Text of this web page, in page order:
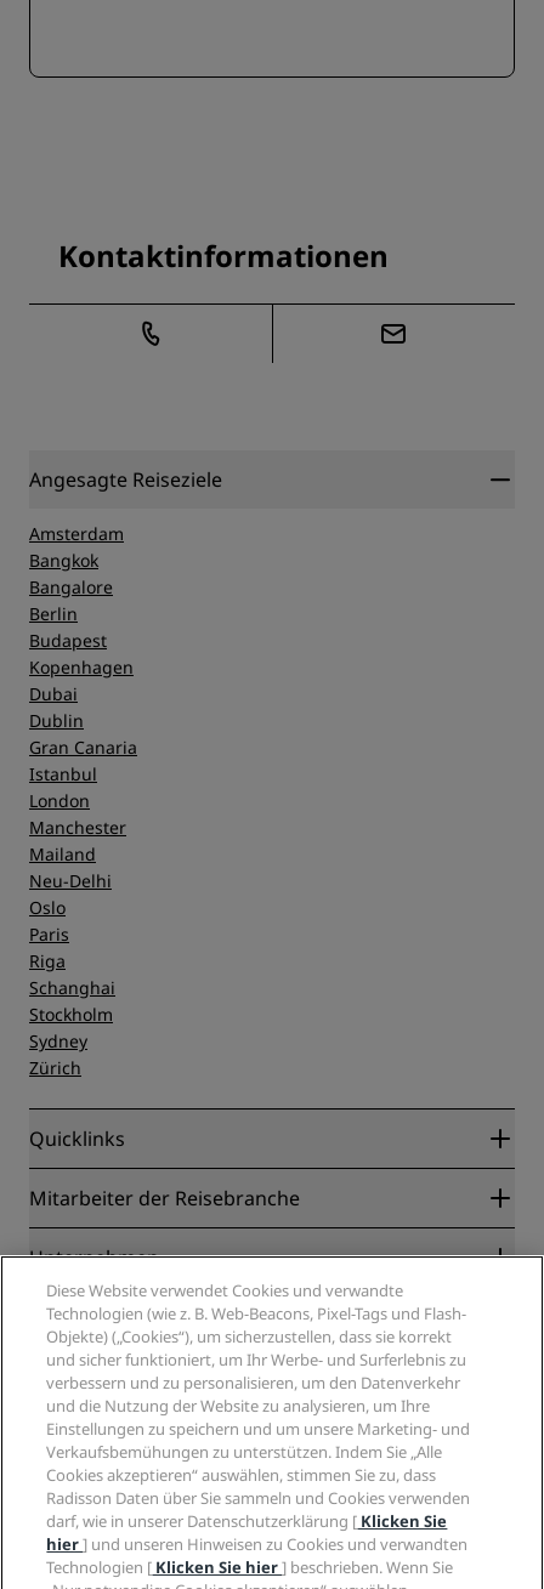
Kontaktinformationen
Angesagte Reiseziele
Amsterdam
Bangkok
Bangalore
Berlin
Budapest
Kopenhagen
Dubai
Dublin
Gran Canaria
Istanbul
London
Manchester
Mailand
Neu-Delhi
Oslo
Paris
Riga
Schanghai
Stockholm
Sydney
Zürich
Quicklinks
Radisson Rewards
Blog
Neue und aufstrebende Hotels
Radisson Hotels APP
„Sports Approved“-Hotels
Familienfreundliche Hotels
Gesundheit & Sicherheit
Mitarbeiter der Reisebranche
Partner
Reisebüros
Unternehmen
Radisson Hotel Group
Medien
Karriere RHG
Karriere PPHE
Karrieren EHL
The Club by RHG
Entwicklungsmöglichkeiten
Responsible Business – Unser Engagement
Einkauf
Rechtliches
Privacy Centre
Rechtliche Hinweise
Radisson Rewards Geschäftsbedingungen
Website-Nutzungsvereinbarung
Digitale Barrierefreiheit
Moderne Sklaverei – Erklärung
Hilfe
Verbrauchermeldungen
Kontakt
FAQ
Inhaltsübersicht
Soziale Medien
Marken von Radisson Hotels
Diese Website verwendet Cookies und verwandte
Technologien (wie z. B. Web-Beacons, Pixel-Tags und Flash-
Objekte) („Cookies“), um sicherzustellen, dass sie korrekt
und sicher funktioniert, um Ihr Werbe- und Surferlebnis zu
verbessern und zu personalisieren, um den Datenverkehr
und die Nutzung der Website zu analysieren, um Ihre
Einstellungen zu speichern und um unsere Marketing- und
Verkaufsbemühungen zu unterstützen. Indem Sie „Alle
Cookies akzeptieren“ auswählen, stimmen Sie zu, dass
Radisson Daten über Sie sammeln und Cookies verwenden
darf, wie in unserer Datenschutzerklärung [ Klicken Sie
hier] und unseren Hinweisen zu Cookies und verwandten
Technologien [ Klicken Sie hier] beschrieben. Wenn Sie